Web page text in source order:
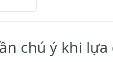
chú ý khi